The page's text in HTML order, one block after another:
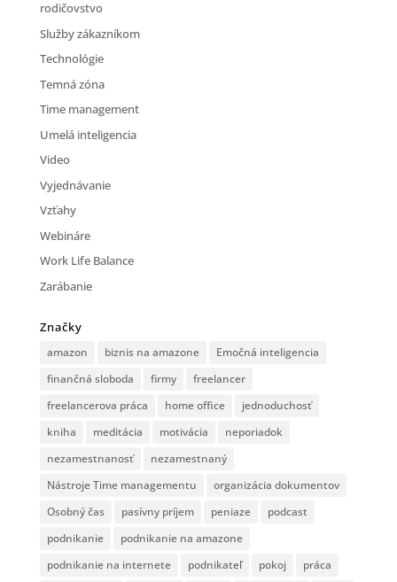
rodičovstvo
Služby zákazníkom
Technológie
Temná zóna
Time management
Umelá inteligencia
Video
Vyjednávanie
Vzťahy
Webináre
Work Life Balance
Zarábanie
Značky
amazon biznis na amazone
Emočná inteligencia
finančná sloboda
firmy
freelancer
freelancerova práca
home office
jednoduchosť
kniha
meditácia motivácia
neporiadok
nezamestnanosť
nezamestnaný
Nástroje Time managementu
organizácia dokumentov
Osobný čas
pasívny príjem peniaze
podcast
podnikanie
podnikanie na amazone
podnikanie na internete
podnikateľ pokoj
práca